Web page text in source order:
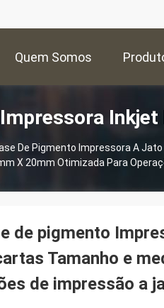
Quem Somos
De Pigmento Impressora A
X 20mm Otimizada Para
de pigmento
Tamanho e
de impressão a